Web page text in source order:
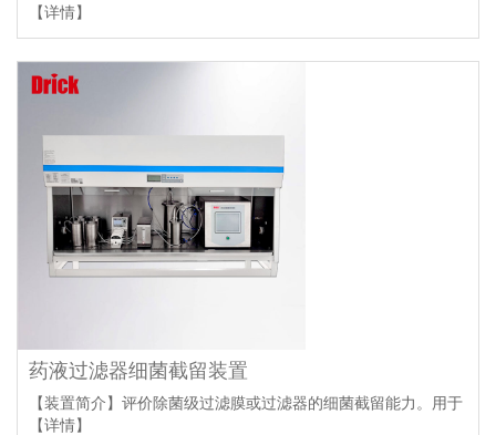
【详情】
药液过滤器细菌截留装置
【装置简介】评价除菌级过滤膜或过滤器的细菌截留能力。用于
【详情】